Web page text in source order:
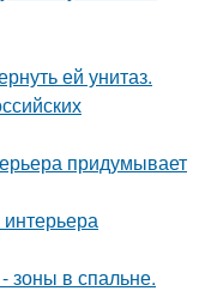
ей унитаз.
придумывает
зоны в спальне.